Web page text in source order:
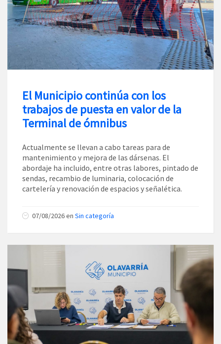
El Municipio continúa con los
trabajos de puesta en valor de la
Terminal de ómnibus
Actualmente se llevan a cabo tareas para de
mantenimiento y mejora de las dársenas. El
abordaje ha incluido, entre otras labores, pintado de
sendas, recambio de luminaria, colocación de
cartelería y renovación de espacios y señalética.
07/08/2026en Sin categoría